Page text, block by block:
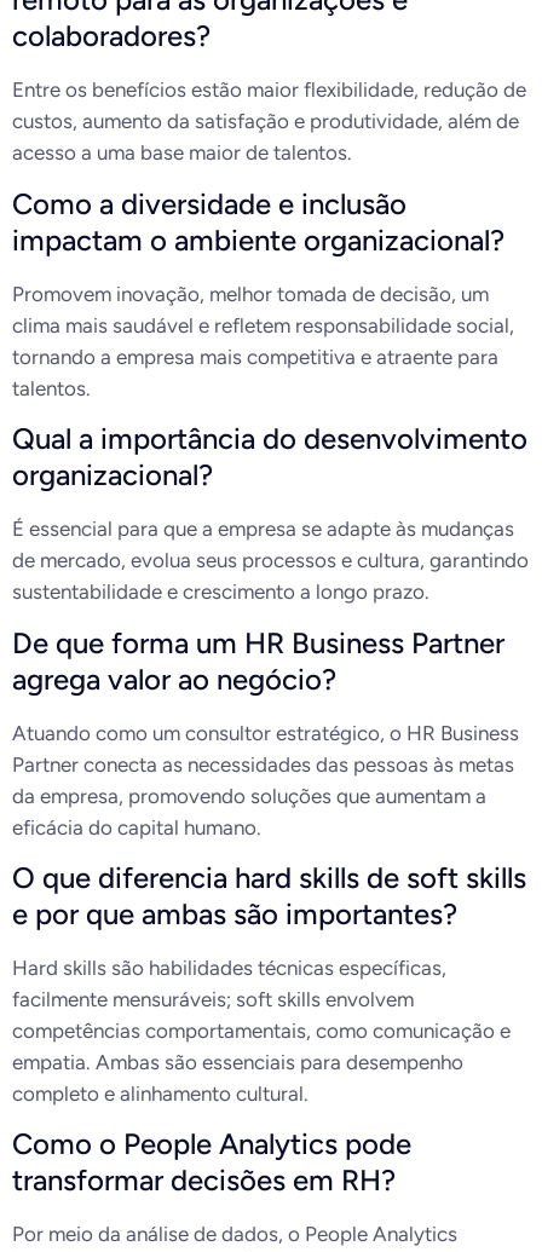
colaboradores?
Entre os benefícios estão maior flexibilidade, redução de
custos, aumento da satisfação e produtividade, além de
acesso a uma base maior de talentos.
Como a diversidade e inclusão
impactam o ambiente organizacional?
Promovem inovação, melhor tomada de decisão, um
clima mais saudável e refletem responsabilidade social,
tornando a empresa mais competitiva e atraente para
talentos.
Qual a importância do desenvolvimento
organizacional?
É essencial para que a empresa se adapte às mudanças
de mercado, evolua seus processos e cultura, garantindo
sustentabilidade e crescimento a longo prazo.
De que forma um HR Business Partner
agrega valor ao negócio?
Atuando como um consultor estratégico, o HR Business
Partner conecta as necessidades das pessoas às metas
da empresa, promovendo soluções que aumentam a
eficácia do capital humano.
O que diferencia hard skills de soft skills
e por que ambas são importantes?
Hard skills são habilidades técnicas específicas,
facilmente mensuráveis; soft skills envolvem
competências comportamentais, como comunicação e
empatia. Ambas são essenciais para desempenho
completo e alinhamento cultural.
Como o People Analytics pode
transformar decisões em RH?
Por meio da análise de dados, o People Analytics